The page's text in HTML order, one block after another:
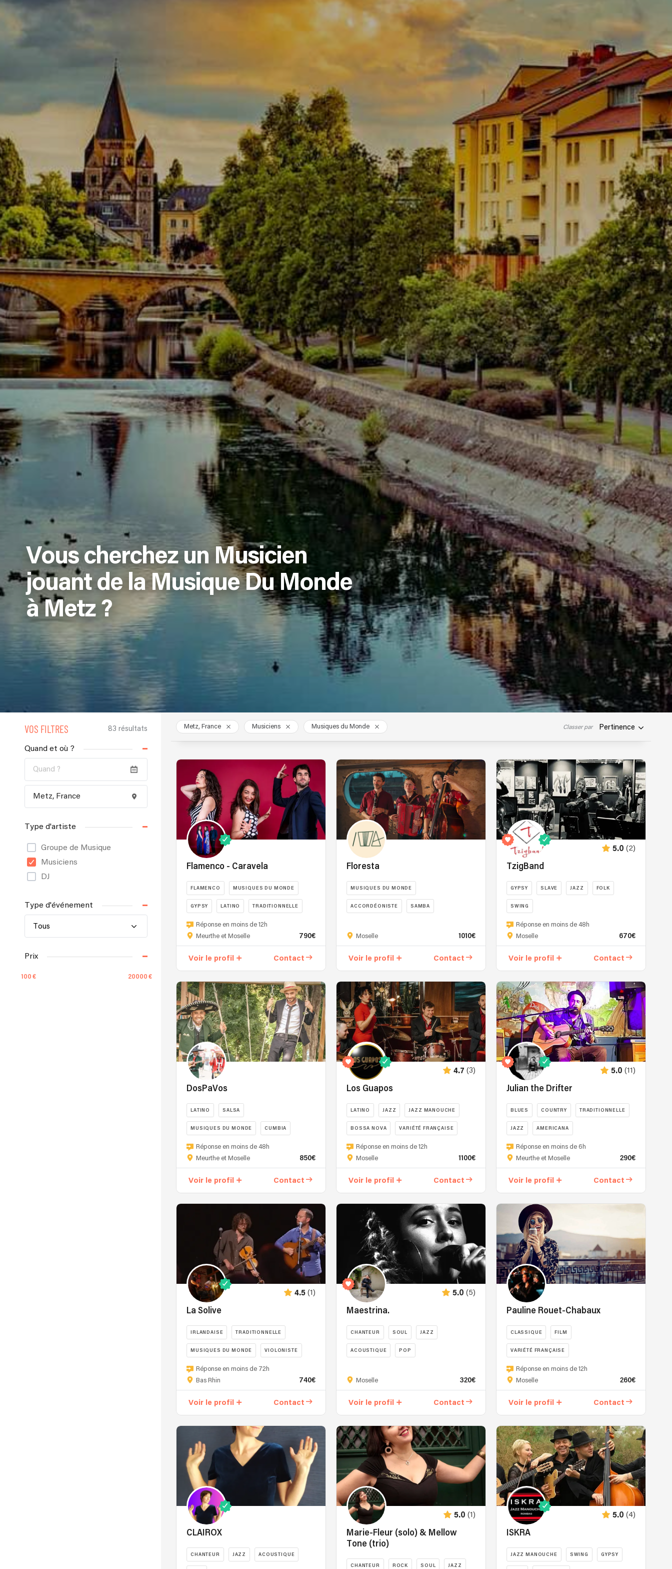
Vous cherchez un Musicien
jouant de la Musique Du Monde
à Metz ?
VOS FILTRES 83 résultats
Quand et où ?
Type d'artiste
Groupe de Musique
Musiciens
DJ
Type d'événement
Tous
Prix
100 20000
Metz, France Musiciens Musiques du Monde Classer par Pertinence
Flamenco - Caravela
FLAMENCO MUSIQUES DU MONDE
GYPSY LATINO TRADITIONNELLE
Réponse en moins de 12h
Meurthe et Moselle
790€
Voir le profil Contact
Floresta
MUSIQUES DU MONDE
ACCORDÉONISTE SAMBA
Moselle 1010€
Voir le profil Contact
5.0 (2)
TzigBand
GYPSY SLAVE JAZZ FOLK
SWING
Réponse en moins de 48h
Moselle
670€
Voir le profil Contact
DosPaVos
LATINO SALSA
MUSIQUES DU MONDE CUMBIA
Réponse en moins de 48h
Meurthe et Moselle
850€
Voir le profil Contact
4.7 (3)
Los Guapos
LATINO JAZZ JAZZ MANOUCHE
BOSSA NOVA VARIÉTÉ FRANÇAISE
Réponse en moins de 12h
Moselle
1100€
Voir le profil Contact
5.0 (11)
Julian the Drifter
BLUES COUNTRY TRADITIONNELLE
JAZZ AMERICANA
Réponse en moins de 6h
Meurthe et Moselle
290€
Voir le profil Contact
4.5 (1)
La Solive
IRLANDAISE TRADITIONNELLE
MUSIQUES DU MONDE VIOLONISTE
GUITARISTE
Réponse en moins de 72h
Bas Rhin
740€
Voir le profil Contact
5.0 (5)
Maestrina.
CHANTEUR SOUL JAZZ
ACOUSTIQUE POP
Moselle 320€
Voir le profil Contact
Pauline Rouet-Chabaux
CLASSIQUE FILM
VARIÉTÉ FRANÇAISE
Réponse en moins de 12h
Moselle
260€
Voir le profil Contact
CLAIROX
CHANTEUR JAZZ ACOUSTIQUE
5.0 (1)
Marie-Fleur (solo) & Mellow
Tone (trio)
CHANTEUR ROCK SOUL JAZZ
5.0 (4)
ISKRA
JAZZ MANOUCHE SWING GYPSY